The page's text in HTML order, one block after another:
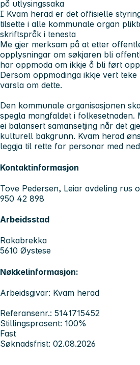
på utlysingssaka
I Kvam herad er det offisielle
tilsette i alle kommunale organ
skriftspråk i tenesta
Me gjer merksam på at etter
opplysningar om søkjaren bli
har oppmoda om ikkje å bli ført
Dersom oppmodinga ikkje vert
varsla om dette.
Den kommunale organisasjonen
spegla mangfaldet i
ei balansert samansetjing når det
kulturell bakgrunn. Kvam herad
leggja til rette for personar med
Kontaktinformasjon
Tove Pedersen, Leiar avdeling rus
950 42 898
Arbeidsstad
Rokabrekka
5610 Øystese
Nøkkelinformasjon:
Arbeidsgivar: Kvam herad
Referansenr.: 5141715452
Stillingsprosent: 100%
Fast
Søknadsfrist: 02.08.2026